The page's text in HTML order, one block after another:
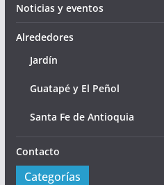
Noticias y eventos
Alrededores
Jardín
Guatapé y El Peñol
Santa Fe de Antioquia
Contacto
Categorías